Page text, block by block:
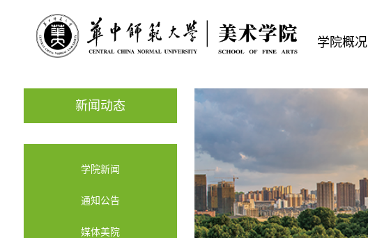
学院概况
新闻动态
学院新闻
通知公告
媒体美院